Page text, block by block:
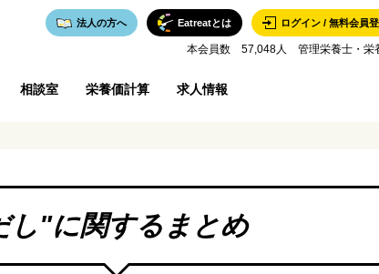
ログイン / 無料会員
Eatreatとは
法人の方へ
本会員数 57,048人 管理栄養士・
相談室 栄養価計算 求人情報
し"に関するまとめ